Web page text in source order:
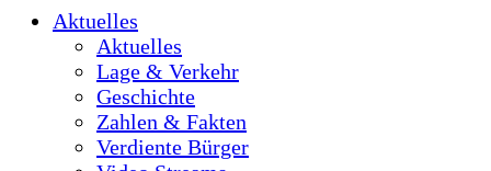
Aktuelles
Aktuelles
Lage & Verkehr
Geschichte
Zahlen & Fakten
Verdiente Bürger